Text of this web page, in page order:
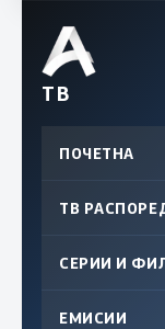
ТВ
ПОЧЕТНА
ТВ
СЕРИИ И
ЕМИСИИ